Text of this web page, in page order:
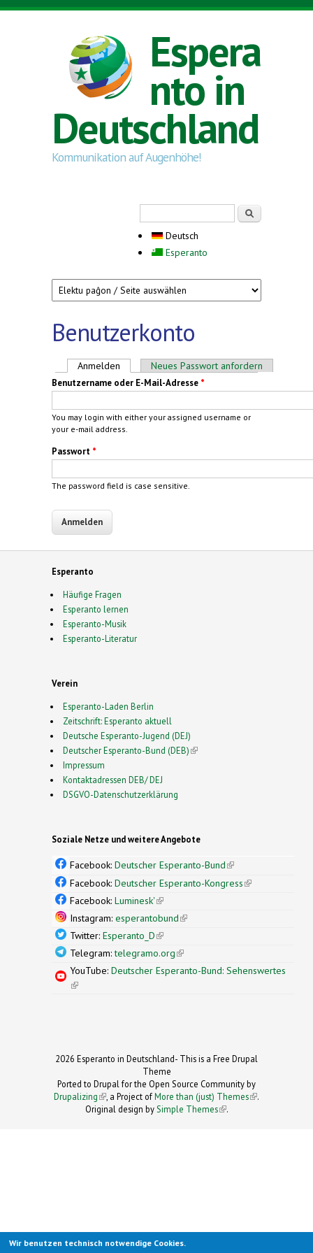
Direkt zum Inhalt
Espera
nto in
Deutschland
Kommunikation auf Augenhöhe!
Deutsch
Esperanto
Benutzerkonto
Haupt-Reiter
Anmelden (aktiver Reiter)
Neues Passwort anfordern
Benutzername oder E-Mail-Adresse *
You may login with either your assigned username or
your e-mail address.
Passwort *
The password field is case sensitive.
Esperanto
Häufige Fragen
Esperanto lernen
Esperanto-Musik
Esperanto-Literatur
Verein
Esperanto-Laden Berlin
Zeitschrift: Esperanto aktuell
Deutsche Esperanto-Jugend (DEJ)
Deutscher Esperanto-Bund (DEB)(link is external)
Impressum
Kontaktadressen DEB/ DEJ
DSGVO-Datenschutzerklärung
Soziale Netze und weitere Angebote
Facebook: Deutscher Esperanto-Bund(link is
external)
Facebook: Deutscher Esperanto-Kongress(link is
Facebook: Luminesk'(link is external)
Instagram: esperantobund(link is external)
Twitter: Esperanto_D(link is external)
Telegram:telegramo.org(link is external)
YouTube: Deutscher Esperanto-Bund: Sehenswertes
(link is external)
2026 Esperanto in Deutschland- This is a Free Drupal
Theme
Ported to Drupal for the Open Source Community by
Drupalizing(link is external)
, a Project ofMore than (just) Themes (link is
.
Original design by Simple Themes
(link is
.
Wir benutzen technisch notwendige Cookies.